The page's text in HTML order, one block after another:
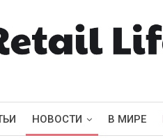
НОВОСТИ В МИРЕ